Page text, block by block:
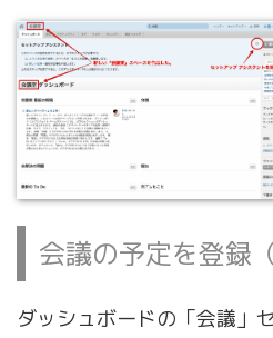
会議の予定を登録
ダッシュボードの「会議」